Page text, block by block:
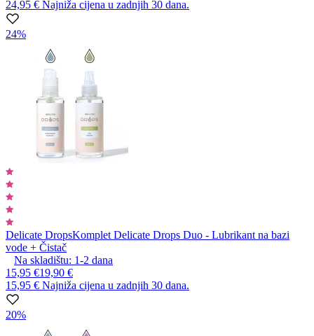
24,95 € Najniža cijena u zadnjih 30 dana.
24%
Delicate DropsKomplet Delicate Drops Duo - Lubrikant na bazi
vode + Čistač
Na skladištu: 1-2 dana
15,95 €19,90 €
15,95 € Najniža cijena u zadnjih 30 dana.
20%